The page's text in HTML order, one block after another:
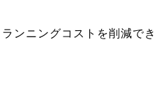
ンニングコストを削減で